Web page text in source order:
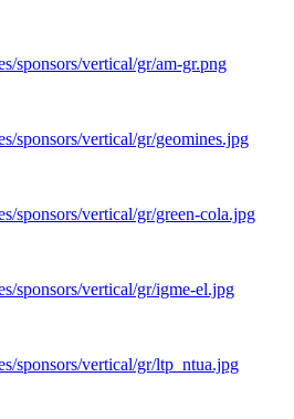
sponsors/vertical/gr/am-gr.png
sponsors/vertical/gr/geomines.jpg
sponsors/vertical/gr/green-cola.jpg
sponsors/vertical/gr/igme-el.jpg
sponsors/vertical/gr/ltp_ntua.jpg